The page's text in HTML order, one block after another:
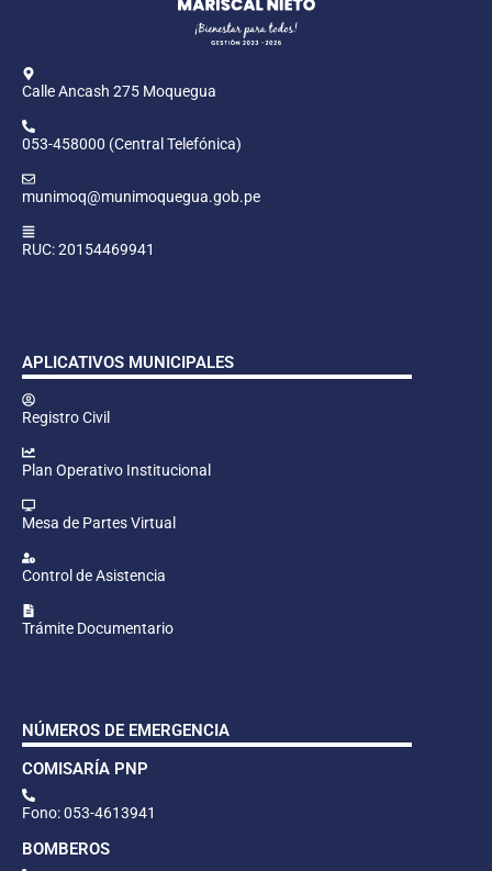
Calle Ancash 275 Moquegua
053-458000 (Central Telefónica)
munimoq@munimoquegua.gob.pe
RUC: 20154469941
APLICATIVOS MUNICIPALES
Registro Civil
Plan Operativo Institucional
Mesa de Partes Virtual
Control de Asistencia
Trámite Documentario
NÚMEROS DE EMERGENCIA
COMISARÍA PNP
Fono: 053-4613941
BOMBEROS